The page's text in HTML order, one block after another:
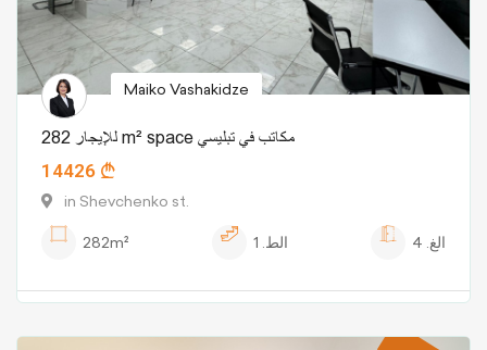
Maiko Vashakidze
للإيجار 282 m² space مكاتب في تبليسي
14426
in Shevchenko st.
282m²
الط. 1 الغ. 4